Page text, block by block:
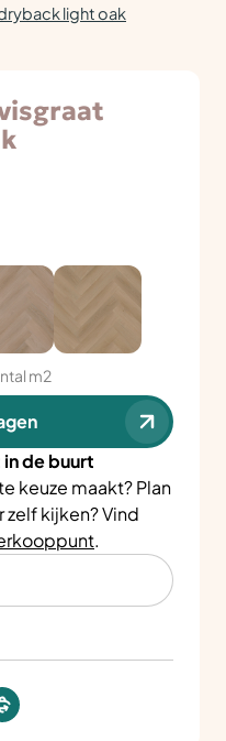
light oak
m2
de buurt
keuze maakt? Plan
zelf kijken? Vind
.